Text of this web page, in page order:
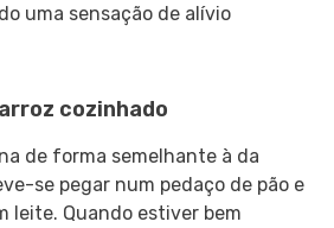
uma sensação de alívio
cozinhado
de forma semelhante à da
se pegar num pedaço de pão e
leite. Quando estiver bem